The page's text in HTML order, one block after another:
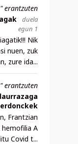
erantzuten
duela
egun 1
Nik
nuen, zuk
zure ida...
erantzuten
Frantzian
A
Covid t...